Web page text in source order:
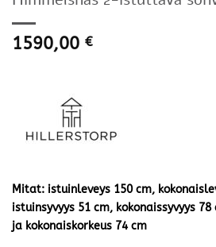
1590,00 €
Mitat: istuinleveys 150 cm,
istuinsyvyys 51 cm, kokonaissyvyys
ja kokonaiskorkeus 74 cm